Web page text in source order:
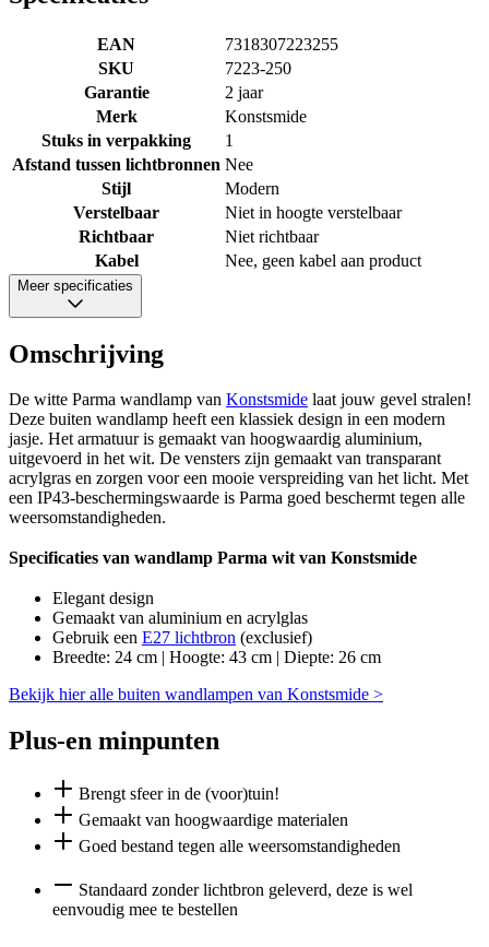
EAN
7318307223255
SKU
7223-250
Garantie
2 jaar
Merk
Konstsmide
Stuks in verpakking
1
Afstand tussen lichtbronnen Nee
Stijl
Modern
Verstelbaar
Niet in hoogte verstelbaar
Richtbaar
Niet richtbaar
Kabel
Nee, geen kabel aan product
Meer specificaties
Omschrijving
De witte Parma wandlamp van Konstsmide laat jouw gevel stralen!
Deze buiten wandlamp heeft een klassiek design in een modern
jasje. Het armatuur is gemaakt van hoogwaardig aluminium,
uitgevoerd in het wit. De vensters zijn gemaakt van transparant
acrylgras en zorgen voor een mooie verspreiding van het licht. Met
een IP43-beschermingswaarde is Parma goed beschermt tegen alle
weersomstandigheden.
Specificaties van wandlamp Parma wit van Konstsmide
Elegant design
Gemaakt van aluminium en acrylglas
Gebruik een E27 lichtbron (exclusief)
Breedte: 24 cm | Hoogte: 43 cm | Diepte: 26 cm
Bekijk hier alle buiten wandlampen van Konstsmide >
Plus-en minpunten
Brengt sfeer in de (voor)tuin!
Gemaakt van hoogwaardige materialen
Goed bestand tegen alle weersomstandigheden
Standaard zonder lichtbron geleverd, deze is wel
eenvoudig mee te bestellen